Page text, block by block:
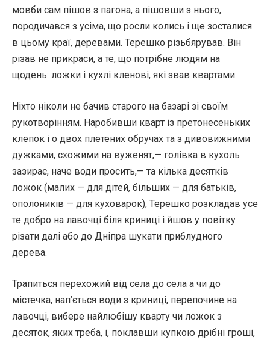
мовби сам пішов з пагона, а пішовши з нього,
породичався з усіма, що росли колись і ще зосталися
в цьому краї, деревами. Терешко різьбярував. Він
різав не прикраси, а те, що потрібне людям на
щодень: ложки і кухлі кленові, які звав квартами.
Ніхто ніколи не бачив старого на базарі зі своїм
рукотворінням. Наробивши кварт із претонесеньких
клепок і о двох плетених обручах та з дивовижними
дужками, схожими на вуженят,— голівка в кухоль
зазирає, наче води просить,— та кілька десятків
ложок (малих — для дітей, більших — для батьків,
ополоників — для куховарок), Терешко розкладав усе
те добро на лавочці біля криниці і йшов у повітку
різати далі або до Дніпра шукати приблудного
дерева.
Трапиться перехожий від села до села а чи до
містечка, нап’ється води з криниці, перепочине на
лавочці, вибере найлюбішу кварту чи ложок з
десяток, яких треба, і, поклавши купкою дрібні гроші,